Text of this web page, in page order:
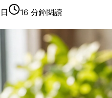
16 分鐘閱讀